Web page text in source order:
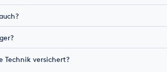
Technik versichert?